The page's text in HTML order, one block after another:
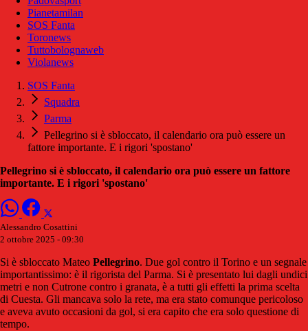
Pianetamilan
SOS Fanta
Toronews
Tuttobolognaweb
Violanews
SOS Fanta
Squadra
Parma
Pellegrino si è sbloccato, il calendario ora può essere un
fattore importante. E i rigori 'spostano'
Pellegrino si è sbloccato, il calendario ora può essere un fattore
importante. E i rigori 'spostano'
Alessandro Cosattini
2 ottobre 2025 - 09:30
Si è sbloccato Mateo Pellegrino. Due gol contro il Torino e un segnale
importantissimo: è il rigorista del Parma. Si è presentato lui dagli undici
metri e non Cutrone contro i granata, è a tutti gli effetti la prima scelta
di Cuesta. Gli mancava solo la rete, ma era stato comunque pericoloso
e aveva avuto occasioni da gol, si era capito che era solo questione di
tempo.